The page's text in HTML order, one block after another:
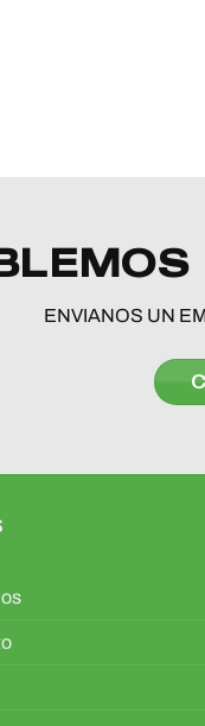
ENVIANOS UN